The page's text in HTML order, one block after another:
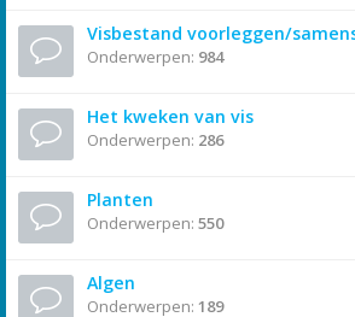
Visbestand voorleggen/
Onderwerpen: 984
Het kweken van vis
Onderwerpen: 286
Planten
Onderwerpen: 550
Algen
Onderwerpen: 189